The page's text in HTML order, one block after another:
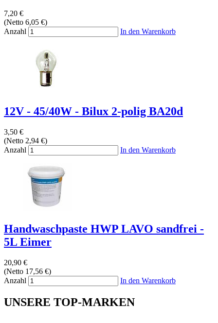
7,20 €
(Netto 6,05 €)
Anzahl
In den Warenkorb
12V - 45/40W - Bilux 2-polig BA20d
3,50 €
(Netto 2,94 €)
Anzahl
In den Warenkorb
Handwaschpaste HWP LAVO sandfrei -
5L Eimer
20,90 €
(Netto 17,56 €)
Anzahl
In den Warenkorb
UNSERE TOP-MARKEN